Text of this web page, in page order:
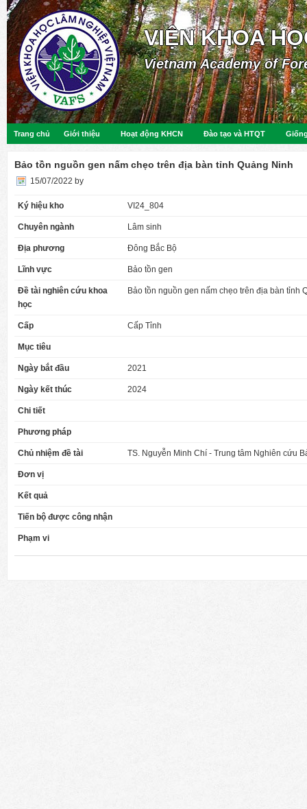
VIỆN KHOA
Vietnam Academy of
Trang chủ Giới thiệu Hoạt động KHCN Đào tạo và HTQT
Bảo tồn nguồn gen nấm chẹo trên địa bàn tỉnh Quảng Ninh
15/07/2022 by
Ký hiệu kho VI24_804
Chuyên ngành Lâm sinh
Địa phương Đông Bắc Bộ
Lĩnh vực Bảo tồn gen
Đề tài nghiên cứu khoa
học
Bảo tồn nguồn gen nấm chẹo trên địa bàn tỉnh
Cấp Cấp Tỉnh
Mục tiêu
Ngày bắt đầu 2021
Ngày kết thúc 2024
Chi tiết
Phương pháp
Chủ nhiệm đề tài TS. Nguyễn Minh Chí - Trung tâm Nghiên cứu
Đơn vị
Kết quả
Tiến bộ được công nhận
Phạm vi